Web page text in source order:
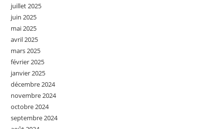
juillet 2025
juin 2025
mai 2025
avril 2025
mars 2025
février 2025
janvier 2025
décembre 2024
novembre 2024
octobre 2024
septembre 2024